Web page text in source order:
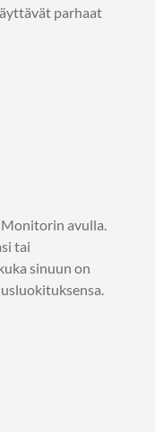
parhaat
avulla.
tai
sinuun on